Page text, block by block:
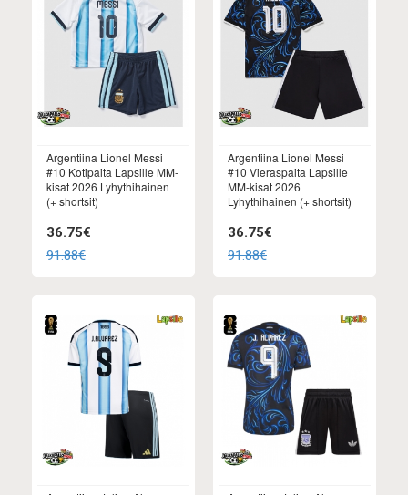
Argentiina Lionel Messi
#10 Kotipaita Lapsille MM-
kisat 2026 Lyhythihainen
(+ shortsit)
36.75€
91.88€
Argentiina Lionel Messi
#10 Vieraspaita Lapsille
MM-kisat 2026
Lyhythihainen (+ shortsit)
36.75€
91.88€